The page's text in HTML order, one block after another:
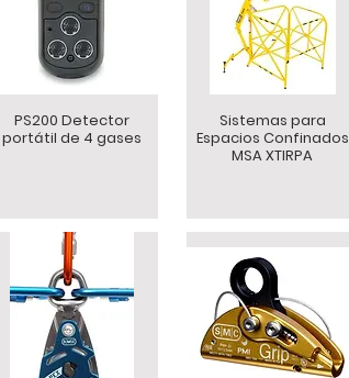
PS200 Detector
portátil de 4 gases
Sistemas para
Espacios Confinados
MSA XTIRPA